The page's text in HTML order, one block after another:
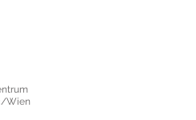
Wien